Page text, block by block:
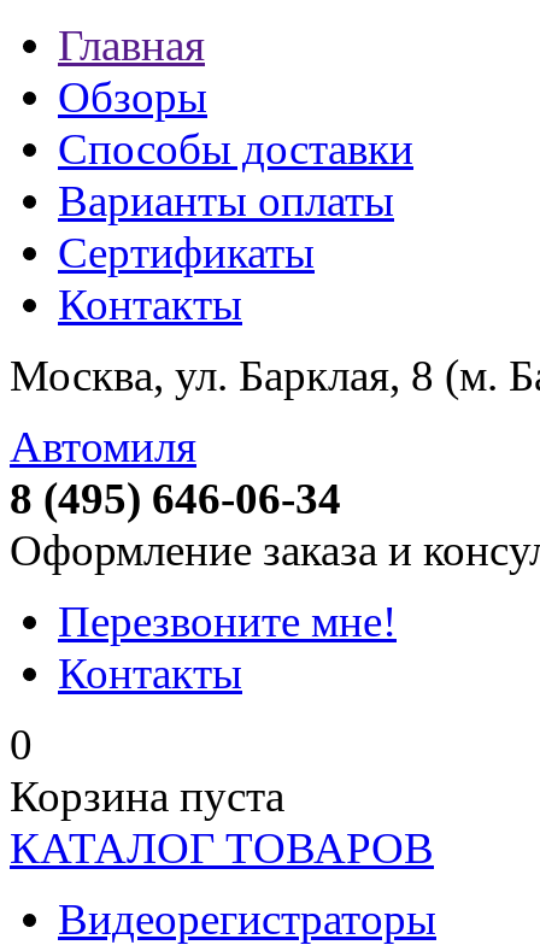
Главная
Обзоры
Способы доставки
Варианты оплаты
Сертификаты
Контакты
Москва, ул. Барклая, 8 (м.
Автомиля
8 (495) 646-06-34
Оформление заказа и
Перезвоните мне!
Контакты
0
Корзина пуста
КАТАЛОГ ТОВАРОВ
Видеорегистраторы